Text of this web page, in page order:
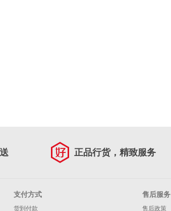
正品行货，精致服务
支付方式
货到付款
售后服务
售后政策